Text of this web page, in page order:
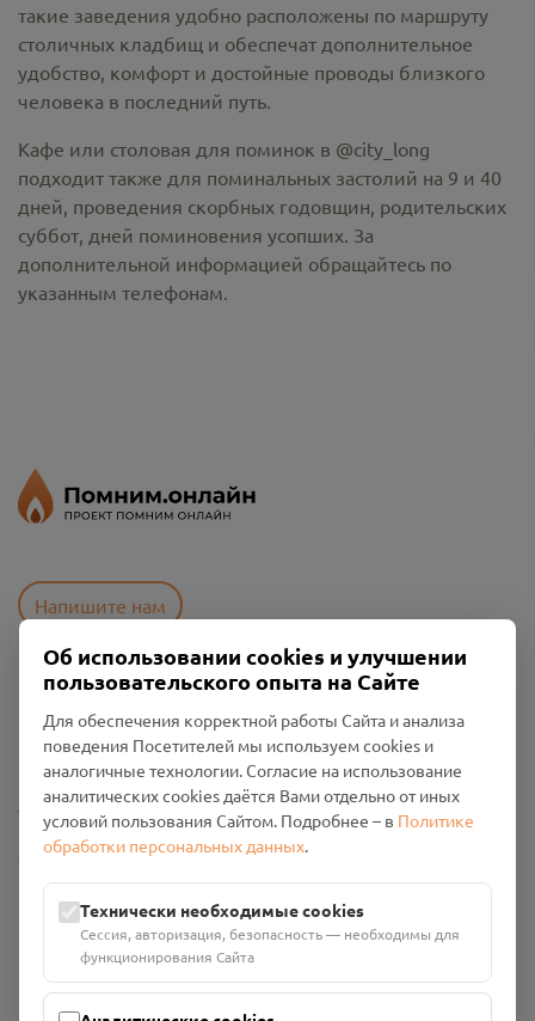
такие заведения удобно расположены по маршруту
столичных кладбищ и обеспечат дополнительное
удобство, комфорт и достойные проводы близкого
человека в последний путь.
Кафе или столовая для поминок в @city_long
подходит также для поминальных застолий на 9 и 40
дней, проведения скорбных годовщин, родительских
суббот, дней поминовения усопших. За
дополнительной информацией обращайтесь по
указанным телефонам.
Напишите нам
Политика конфиденциальности
Промо-материалы
Настройки cookies
Общество с ограниченной ответственностью «Смоленский
Проект Помним»
ИНН: 6700029207 ОГРН: 1256700001986
Юридический адрес: 216790, Смоленская область, р-н
Руднянский, г. Рудня, улица Западная, д. 26А, пом. 18
Номер счёта: 40702810901130004287 в АО "АЛЬФА-БАНК"
Об использовании cookies и улучшении
пользовательского опыта на Сайте
Для обеспечения корректной работы Сайта и анализа
поведения Посетителей мы используем cookies и
аналогичные технологии. Согласие на использование
аналитических cookies даётся Вами отдельно от иных
условий пользования Сайтом. Подробнее – в Политике
обработки персональных данных.
Технически необходимые cookies
Сессия, авторизация, безопасность — необходимы для
функционирования Сайта